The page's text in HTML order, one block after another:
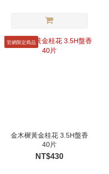
官網限定商品
金木樨黃金桂花 3.5H盤香
40片
NT$430